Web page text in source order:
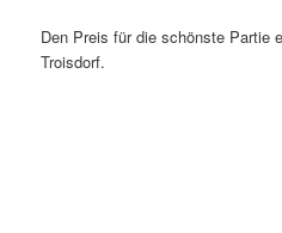
Den Preis für die schönste Partie
Troisdorf.